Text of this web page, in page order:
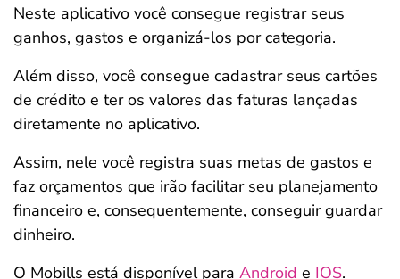
Neste aplicativo você consegue registrar seus
ganhos, gastos e organizá-los por categoria.
Além disso, você consegue cadastrar seus cartões
de crédito e ter os valores das faturas lançadas
diretamente no aplicativo.
Assim, nele você registra suas metas de gastos e
faz orçamentos que irão facilitar seu planejamento
financeiro e, consequentemente, conseguir guardar
dinheiro.
O Mobills está disponível para Android e IOS.